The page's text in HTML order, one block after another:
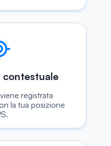
registrata
la tua posizione